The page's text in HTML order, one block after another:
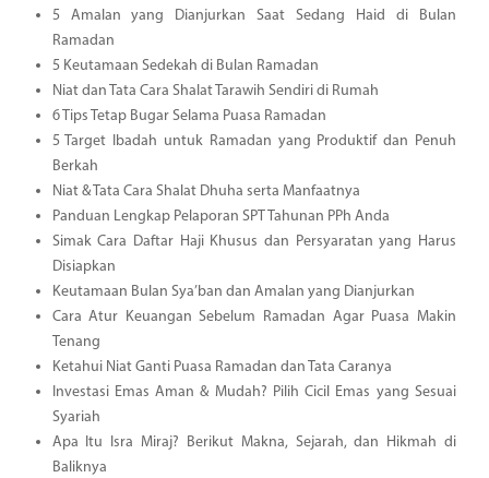
5 Amalan yang Dianjurkan Saat Sedang Haid di Bulan
Ramadan
5 Keutamaan Sedekah di Bulan Ramadan
Niat dan Tata Cara Shalat Tarawih Sendiri di Rumah
6 Tips Tetap Bugar Selama Puasa Ramadan
5 Target Ibadah untuk Ramadan yang Produktif dan Penuh
Berkah
Niat & Tata Cara Shalat Dhuha serta Manfaatnya
Panduan Lengkap Pelaporan SPT Tahunan PPh Anda
Simak Cara Daftar Haji Khusus dan Persyaratan yang Harus
Disiapkan
Keutamaan Bulan Sya’ban dan Amalan yang Dianjurkan
Cara Atur Keuangan Sebelum Ramadan Agar Puasa Makin
Tenang
Ketahui Niat Ganti Puasa Ramadan dan Tata Caranya
Investasi Emas Aman & Mudah? Pilih Cicil Emas yang Sesuai
Syariah
Apa Itu Isra Miraj? Berikut Makna, Sejarah, dan Hikmah di
Baliknya